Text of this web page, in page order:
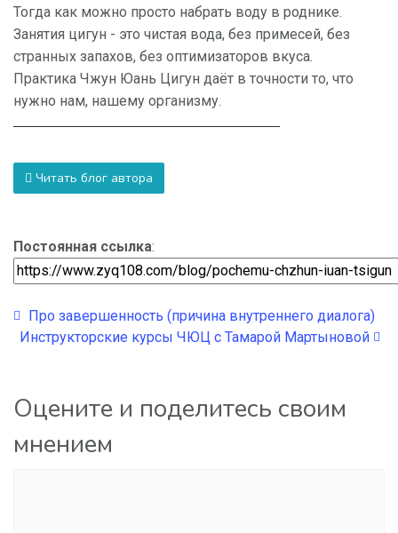
Тогда как можно просто набрать воду в роднике.
Занятия цигун - это чистая вода, без примесей, без
странных запахов, без оптимизаторов вкуса.
Практика Чжун Юань Цигун даёт в точности то, что
нужно нам, нашему организму.
Читать блог автора
Постоянная ссылка:
Про завершенность (причина внутреннего диалога)
Инструкторские курсы ЧЮЦ с Тамарой Мартыновой
Оцените и поделитесь своим
мнением